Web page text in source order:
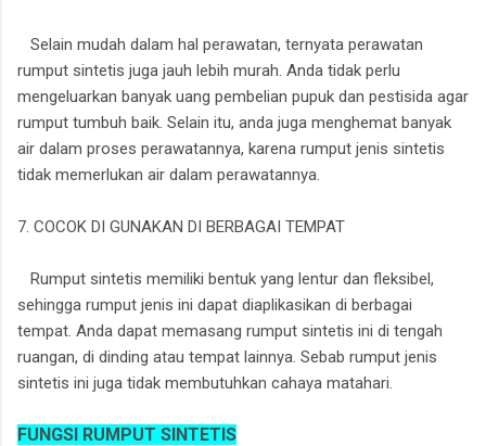
Selain mudah dalam hal perawatan, ternyata perawatan
rumput sintetis juga jauh lebih murah. Anda tidak perlu
mengeluarkan banyak uang pembelian pupuk dan pestisida agar
rumput tumbuh baik. Selain itu, anda juga menghemat banyak
air dalam proses perawatannya, karena rumput jenis sintetis
tidak memerlukan air dalam perawatannya.
7. COCOK DI GUNAKAN DI BERBAGAI TEMPAT
Rumput sintetis memiliki bentuk yang lentur dan fleksibel,
sehingga rumput jenis ini dapat diaplikasikan di berbagai
tempat. Anda dapat memasang rumput sintetis ini di tengah
ruangan, di dinding atau tempat lainnya. Sebab rumput jenis
sintetis ini juga tidak membutuhkan cahaya matahari.
FUNGSI RUMPUT SINTETIS